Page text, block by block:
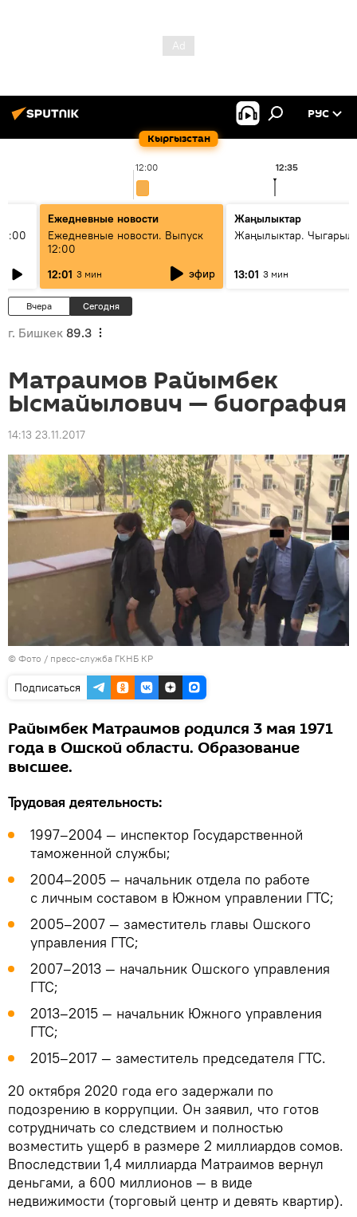
Кыргызстан
РУС
12:00 12:35
Ежедневные новости
Ежедневные новости. Выпуск
12:00
12:01 3 мин эфир
Жаңылыктар
Жаңылыктар.
13:01 3 мин
Вчера Сегодня
г. Бишкек 89.3
Матраимов Райымбек
Ысмайылович — биография
14:13 23.11.2017
© Фото / пресс-служба ГКНБ КР
Подписаться
Райымбек Матраимов родился 3 мая 1971
года в Ошской области. Образование
высшее.
Трудовая деятельность:
1997–2004 — инспектор Государственной
таможенной службы;
2004–2005 — начальник отдела по работе
с личным составом в Южном управлении ГТС;
2005–2007 — заместитель главы Ошского
управления ГТС;
2007–2013 — начальник Ошского управления
ГТС;
2013–2015 — начальник Южного управления
ГТС;
2015–2017 — заместитель председателя ГТС.
20 октября 2020 года его задержали по
подозрению в коррупции. Он заявил, что готов
сотрудничать со следствием и полностью
возместить ущерб в размере 2 миллиардов сомов.
Впоследствии 1,4 миллиарда Матраимов вернул
деньгами, а 600 миллионов — в виде
недвижимости (торговый центр и девять квартир).